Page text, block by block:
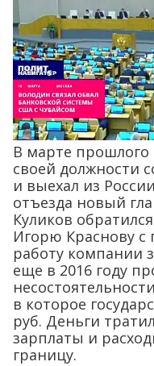
В марте прошлого
своей должности
и выехал из
отъезда новый
Куликов
Игорю Краснову с
работу компании
еще в 2016 году
в которое
руб. Деньги
зарплаты и
границу.